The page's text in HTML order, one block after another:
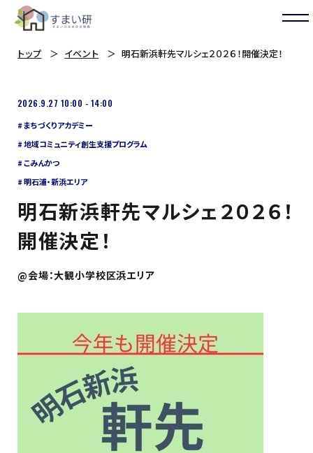
トップ イベント 明石新浜軒先マルシェ２０２６！開催決定！
2026.9.27 10:00 - 14:00
まちづくりアカデミー
地域コミュニティ創生支援プログラム
こみんかつ
明石浦・新浜エリア
明石新浜軒先マルシェ２０２６！
開催決定！
@会場：大観小学校区浜エリア